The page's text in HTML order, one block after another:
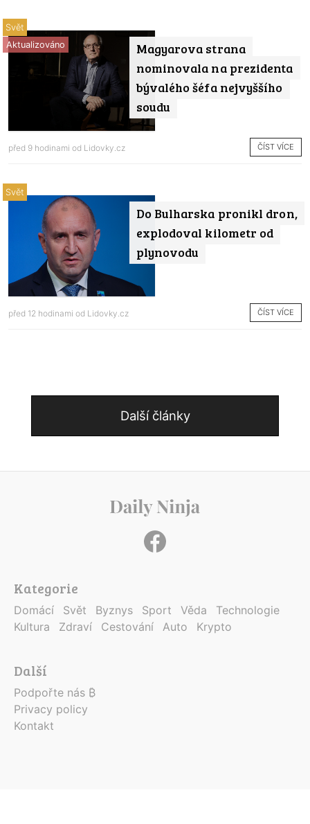
Magyarova strana
nominovala na prezidenta
bývalého šéfa nejvyššího
soudu
Aktualizováno
Svět
před 9 hodinami od Lidovky.cz ČÍST VÍCE
Do Bulharska pronikl dron,
explodoval kilometr od
plynovodu
Svět
před 12 hodinami od Lidovky.cz ČÍST VÍCE
Další články
Kategorie
Domácí Svět Byznys Sport Věda
Technologie
Kultura
Zdraví Cestování Auto Krypto
Další
Podpořte nás ₿
Privacy policy
Kontakt